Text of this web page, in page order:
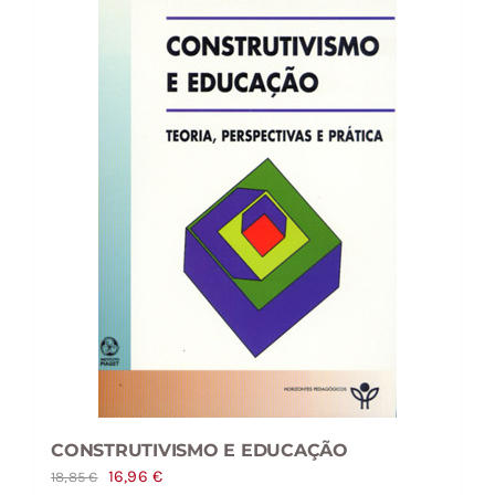
CONSTRUTIVISMO E EDUCAÇÃO
18,85€
O
16,96€O